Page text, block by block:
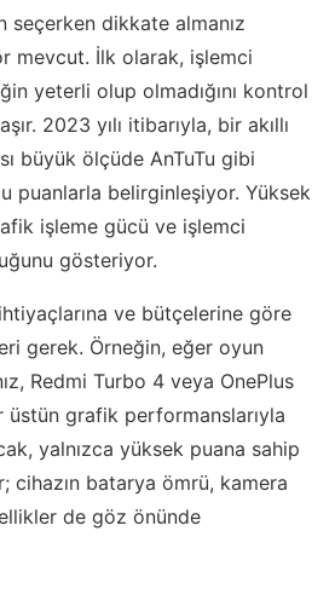
seçerken dikkate almanız
mevcut. İlk olarak, işlemci
yeterli olup olmadığını kontrol
2023 yılı itibarıyla, bir akıllı
büyük ölçüde AnTuTu gibi
puanlarla belirginleşiyor. Yüksek
işleme gücü ve işlemci
gösteriyor.
ihtiyaçlarına ve bütçelerine göre
gerek. Örneğin, eğer oyun
Redmi Turbo 4 veya OnePlus
grafik performanslarıyla
yalnızca yüksek puana sahip
cihazın batarya ömrü, kamera
de göz önünde